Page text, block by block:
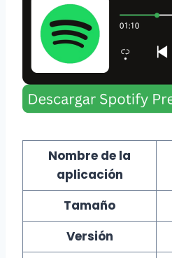
Nombre de la
aplicación
Tamaño
Versión